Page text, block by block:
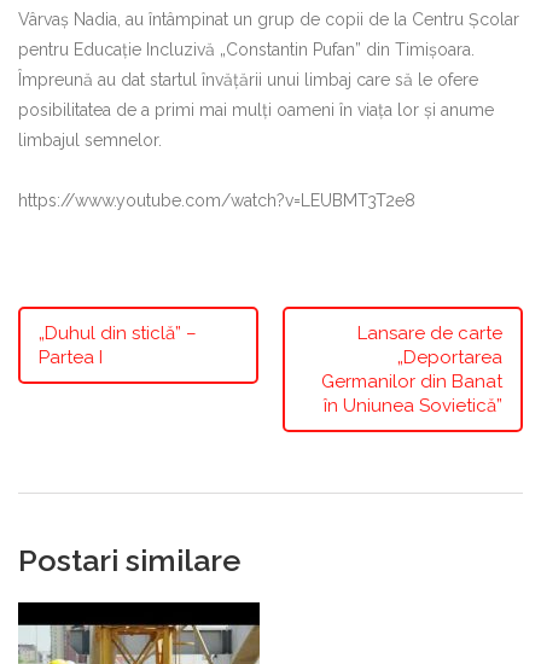
Vârvaș Nadia, au întâmpinat un grup de copii de la Centru Școlar
pentru Educație Incluzivă „Constantin Pufan” din Timișoara.
Împreună au dat startul învățării unui limbaj care să le ofere
posibilitatea de a primi mai mulți oameni în viața lor și anume
limbajul semnelor.
https://www.youtube.com/watch?v=LEUBMT3T2e8
„Duhul din sticlă” –
Partea I
Lansare de carte
„Deportarea
Germanilor din Banat
în Uniunea Sovietică”
Postari similare